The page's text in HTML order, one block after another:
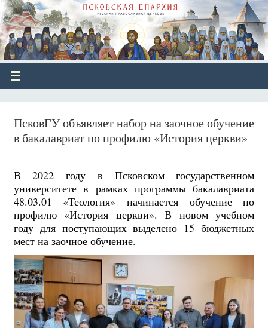
ПсковГУ объявляет набор на заочное обучение
в бакалавриат по профилю «История церкви»
В 2022 году в Псковском государственном
университете в рамках программы бакалавриата
48.03.01 «Теология» начинается обучение по
профилю «История церкви». В новом учебном
году для поступающих выделено 15 бюджетных
мест на заочное обучение.